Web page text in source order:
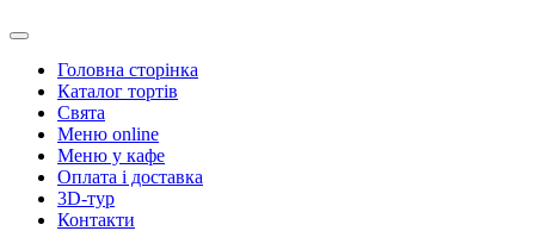
Головна сторінка
Каталог тортів
Свята
Меню online
Меню у кафе
Оплата і доставка
3D-тур
Контакти